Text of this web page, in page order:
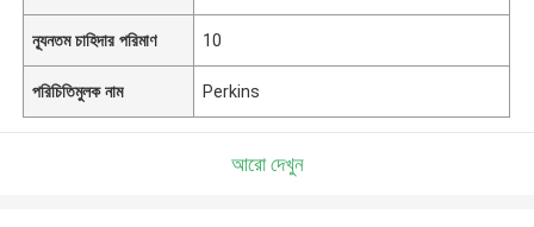
ন্যূনতম চাহিদার পরিমাণ 10
পরিচিতিমুলক নাম Perkins
আরো দেখুন